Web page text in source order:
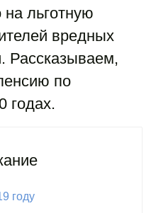
льготную
вредных
Рассказываем,
по
годах.
году